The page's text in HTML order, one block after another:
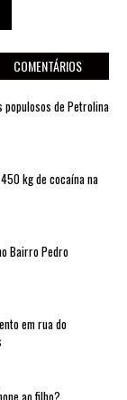
COMENTÁRIOS
populosos de Petrolina
kg de cocaína na
Bairro Pedro
em rua do
ao filho?